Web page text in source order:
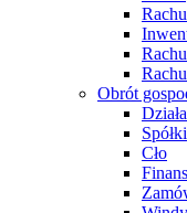
Obrót
Spółki
Cło